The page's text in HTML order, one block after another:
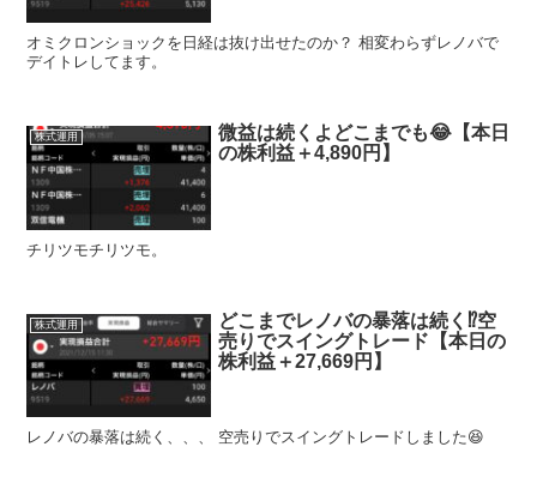
オミクロンショックを日経は抜け出せたのか？ 相変わらずレノバで
デイトレしてます。
株式運用
微益は続くよどこまでも😂【本日
の株利益＋4,890円】
チリツモチリツモ。
株式運用
どこまでレノバの暴落は続く⁉︎空
売りでスイングトレード【本日の
株利益＋27,669円】
レノバの暴落は続く、、、 空売りでスイングトレードしました😆